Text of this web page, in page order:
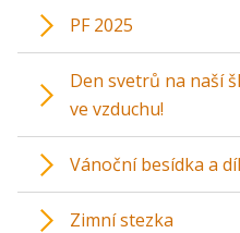
PF 2025
Den svetrů na naší
ve vzduchu!
Vánoční besídka a
Zimní stezka